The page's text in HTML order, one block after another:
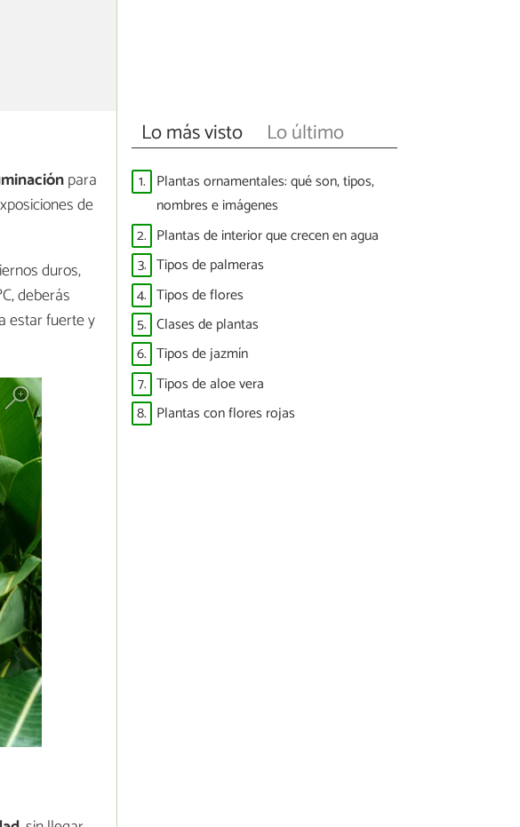
para
de
duros,
deberás
estar fuerte y
Lo más visto Lo último
1. Plantas ornamentales: qué son, tipos,
nombres e imágenes
2. Plantas de interior que crecen en agua
3. Tipos de palmeras
4. Tipos de flores
5. Clases de plantas
6. Tipos de jazmín
7. Tipos de aloe vera
8. Plantas con flores rojas